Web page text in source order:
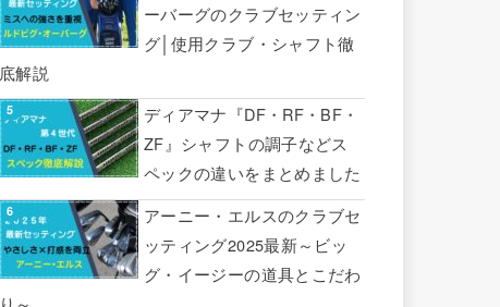
ーバーグのクラブセッティン
グ│使用クラブ・シャフト徹
底解説
ディアマナ『DF・RF・BF・
ZF』シャフトの調子などス
ペックの違いをまとめました
アーニー・エルスのクラブセ
ッティング2025最新～ビッ
グ・イージーの道具とこだわ